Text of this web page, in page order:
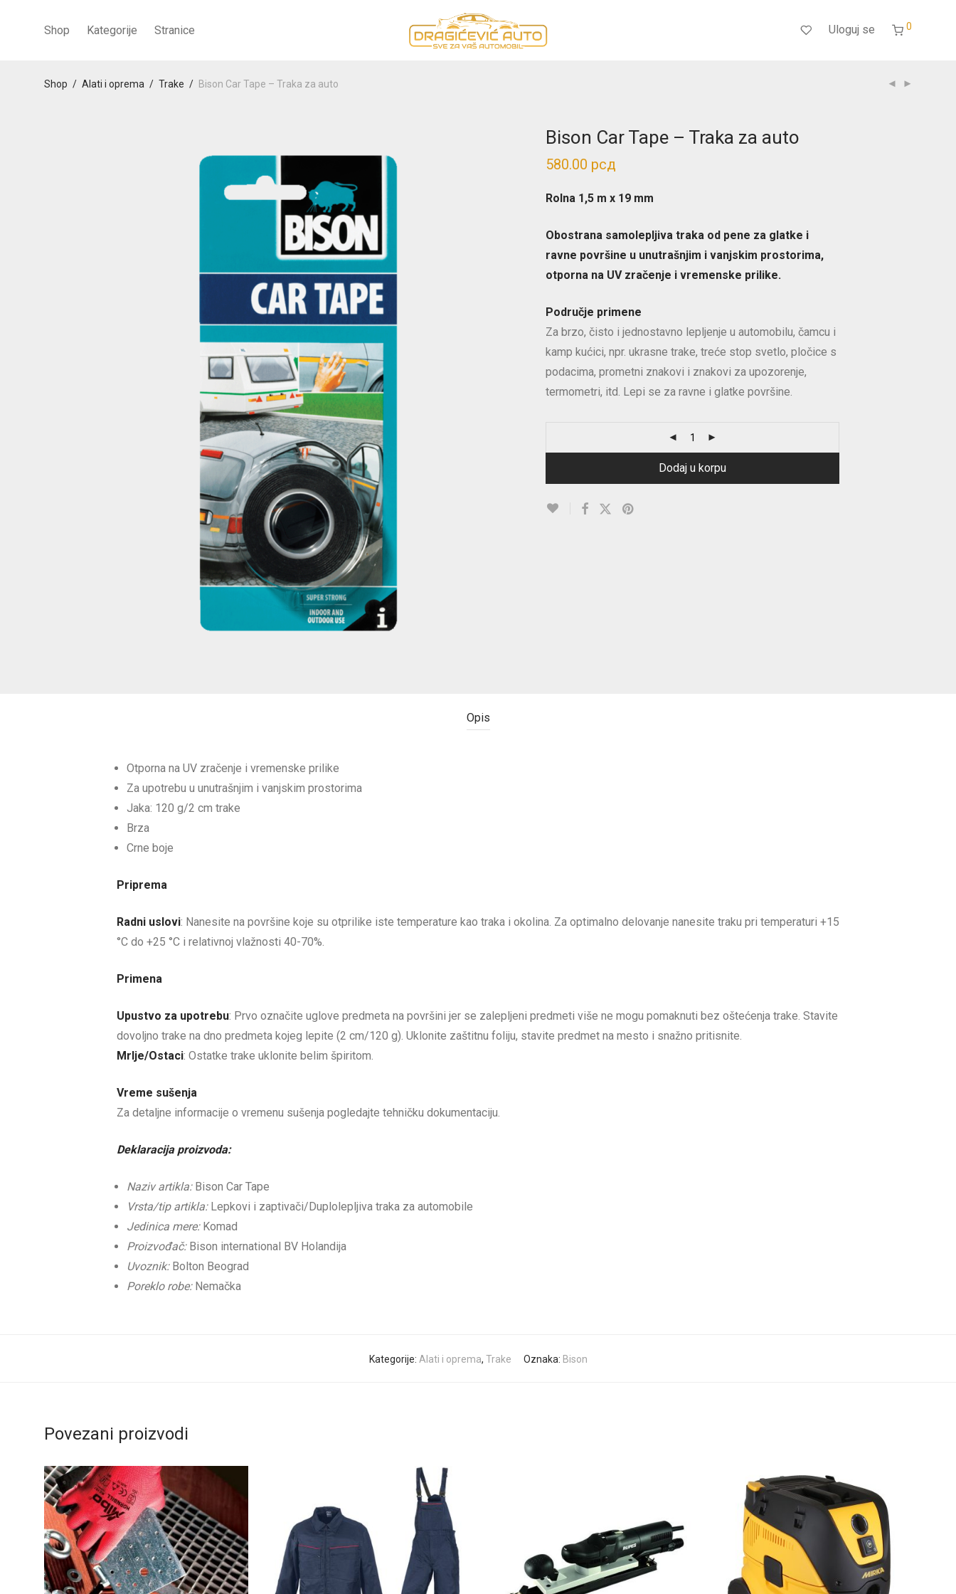
Shop Kategorije Stranice Uloguj se 0
Shop / Alati i oprema / Trake / Bison Car Tape – Traka za auto
Bison Car Tape – Traka za auto
580.00 рсд
Rolna 1,5 m x 19 mm
Obostrana samolepljiva traka od pene za glatke i
ravne površine u unutrašnjim i vanjskim prostorima,
otporna na UV zračenje i vremenske prilike.
Područje primene
Za brzo, čisto i jednostavno lepljenje u automobilu, čamcu i
kamp kućici, npr. ukrasne trake, treće stop svetlo, pločice s
podacima, prometni znakovi i znakovi za upozorenje,
termometri, itd. Lepi se za ravne i glatke površine.
Dodaj u korpu
Opis
Otporna na UV zračenje i vremenske prilike
Za upotrebu u unutrašnjim i vanjskim prostorima
Jaka: 120 g/2 cm trake
Brza
Crne boje
Priprema
Radni uslovi: Nanesite na površine koje su otprilike iste temperature kao traka i okolina. Za optimalno delovanje nanesite traku pri temperaturi +15
°C do +25 °C i relativnoj vlažnosti 40-70%.
Primena
Upustvo za upotrebu: Prvo označite uglove predmeta na površini jer se zalepljeni predmeti više ne mogu pomaknuti bez oštećenja trake. Stavite
dovoljno trake na dno predmeta kojeg lepite (2 cm/120 g). Uklonite zaštitnu foliju, stavite predmet na mesto i snažno pritisnite.
Mrlje/Ostaci: Ostatke trake uklonite belim špiritom.
Vreme sušenja
Za detaljne informacije o vremenu sušenja pogledajte tehničku dokumentaciju.
Deklaracija proizvoda:
Naziv artikla:Bison Car Tape
Vrsta/tip artikla: Lepkovi i zaptivači/Duplolepljiva traka za automobile
Jedinica mere:Komad
Proizvođač:Bison international BV Holandija
Uvoznik:Bolton Beograd
Poreklo robe:Nemačka
Kategorije: Alati i oprema, Trake Oznaka: Bison
Povezani proizvodi